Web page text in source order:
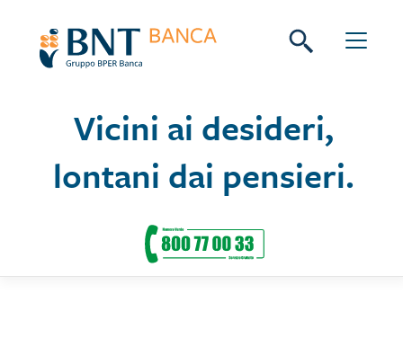
Vicini ai desideri,
lontani dai pensieri.
Seguici su: